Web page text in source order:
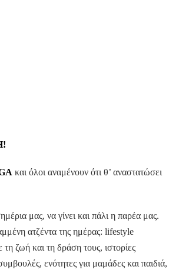
και όλοι αναμένουν ότι θ’ αναστατώσει
μας, να γίνει και πάλι η παρέα μας.
ατζέντα της ημέρας: lifestyle
ζωή και τη δράση τους, ιστορίες
ενότητες για μαμάδες και παιδιά,